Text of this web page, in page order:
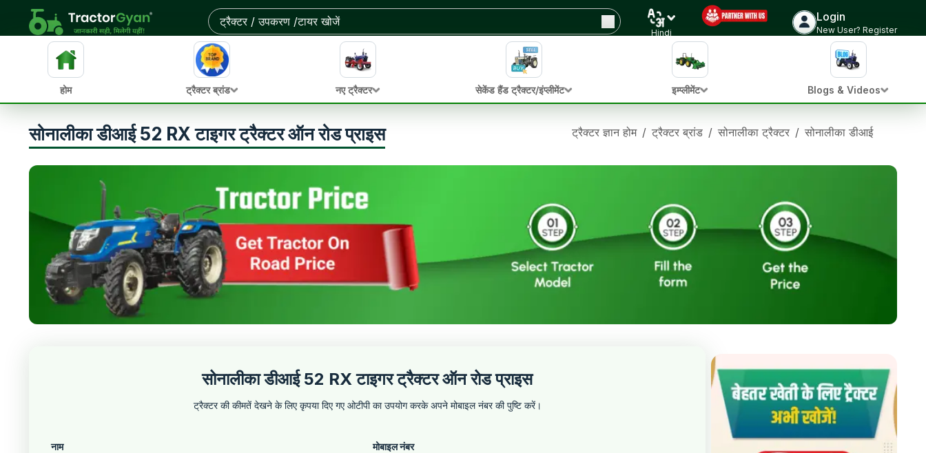
Hindi
Login
New User? Register
होम ट्रैक्टर ब्रांड नए ट्रैक्टर सेकेंड हैंड ट्रैक्टर/इंप्लीमेंट इम्प्लीमेंट Blogs & Videos
सोनालीका डीआई 52 RX टाइगर ट्रैक्टर ऑन रोड प्राइस ट्रैक्टर ज्ञान होम / ट्रैक्टर ब्रांड / सोनालीका ट्रैक्टर / सोनालीका डीआई 52 RX
सोनालीका डीआई 52 RX टाइगर ट्रैक्टर ऑन रोड प्राइस
ट्रैक्टर की कीमतें देखने के लिए कृपया दिए गए ओटीपी का उपयोग करके अपने मोबाइल नंबर की पुष्टि करें।
नाम मोबाइल नंबर